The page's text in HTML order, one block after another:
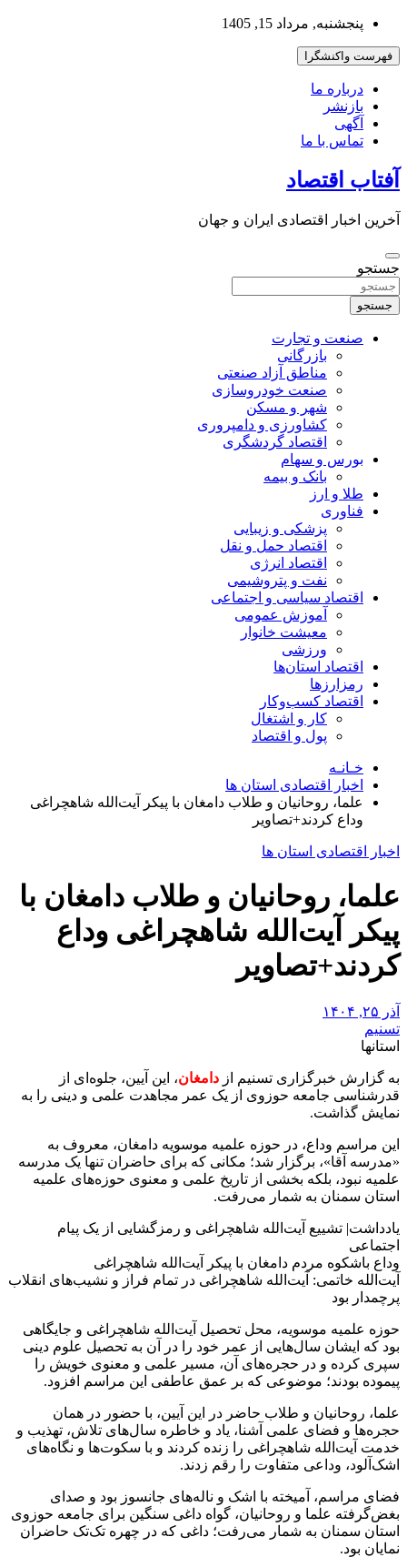
بروید
پنجشنبه, مرداد 15, 1405
فهرست واکنشگرا
درباره ما
بازنشر
آگهی
تماس با ما
آفتاب اقتصاد
آخرین اخبار اقتصادی ایران و جهان
جستجو
جستجو
صنعت و تجارت
بازرگانی
مناطق آزاد صنعتی
صنعت خودروسازی
شهر و مسکن
کشاورزی و دامپروری
اقتصاد گردشگری
بورس و سهام
بانک و بیمه
طلا و ارز
فناوری
پزشکی و زیبایی
اقتصاد حمل و نقل
اقتصاد انرژی
نفت و پتروشیمی
اقتصاد سیاسی و اجتماعی
آموزش عمومی
معیشت خانوار
ورزشی
اقتصاد استان‌ها
رمزارزها
اقتصاد کسب‌و‌کار
کار و اشتغال
پول و اقتصاد
خـانـه
اخبار اقتصادی استان ها
علما، روحانیان و طلاب دامغان با پیکر آیت‌الله شاهچراغی
وداع کردند+تصاویر
اخبار اقتصادی استان ها
علما، روحانیان و طلاب دامغان با
پیکر آیت‌الله شاهچراغی وداع
کردند+تصاویر
آذر ۲۵, ۱۴۰۴
تسنیم
استانها
به گزارش خبرگزاری تسنیم از دامغان، این آیین، جلوه‌ای از
قدرشناسی جامعه حوزوی از یک عمر مجاهدت علمی و دینی را به
نمایش گذاشت.
این مراسم وداع، در حوزه علمیه موسویه دامغان، معروف به
«مدرسه آقا»، برگزار شد؛ مکانی که برای حاضران تنها یک مدرسه
علمیه نبود، بلکه بخشی از تاریخ علمی و معنوی حوزه‌های علمیه
استان سمنان به شمار می‌رفت.
یادداشت| تشییع آیت‌الله شاهچراغی و رمزگشایی از یک پیام
اجتماعی
وداع باشکوه مردم دامغان با پیکر آیت‌الله شاهچراغی
آیت‌الله خاتمی: آیت‌الله شاهچراغی در تمام فراز و نشیب‌های انقلاب
پرچمدار بود
حوزه علمیه موسویه، محل تحصیل آیت‌الله شاهچراغی و جایگاهی
بود که ایشان سال‌هایی از عمر خود را در آن به تحصیل علوم دینی
سپری کرده و در حجره‌های آن، مسیر علمی و معنوی خویش را
پیموده بودند؛ موضوعی که بر عمق عاطفی این مراسم افزود.
علما، روحانیان و طلاب حاضر در این آیین، با حضور در همان
حجره‌ها و فضای علمی آشنا، یاد و خاطره سال‌های تلاش، تهذیب و
خدمت آیت‌الله شاهچراغی را زنده کردند و با سکوت‌ها و نگاه‌های
اشک‌آلود، وداعی متفاوت را رقم زدند.
فضای مراسم، آمیخته با اشک و ناله‌های جانسوز بود و صدای
بغض‌گرفته علما و روحانیان، گواه داغی سنگین برای جامعه حوزوی
استان سمنان به شمار می‌رفت؛ داغی که در چهره تک‌تک حاضران
نمایان بود.